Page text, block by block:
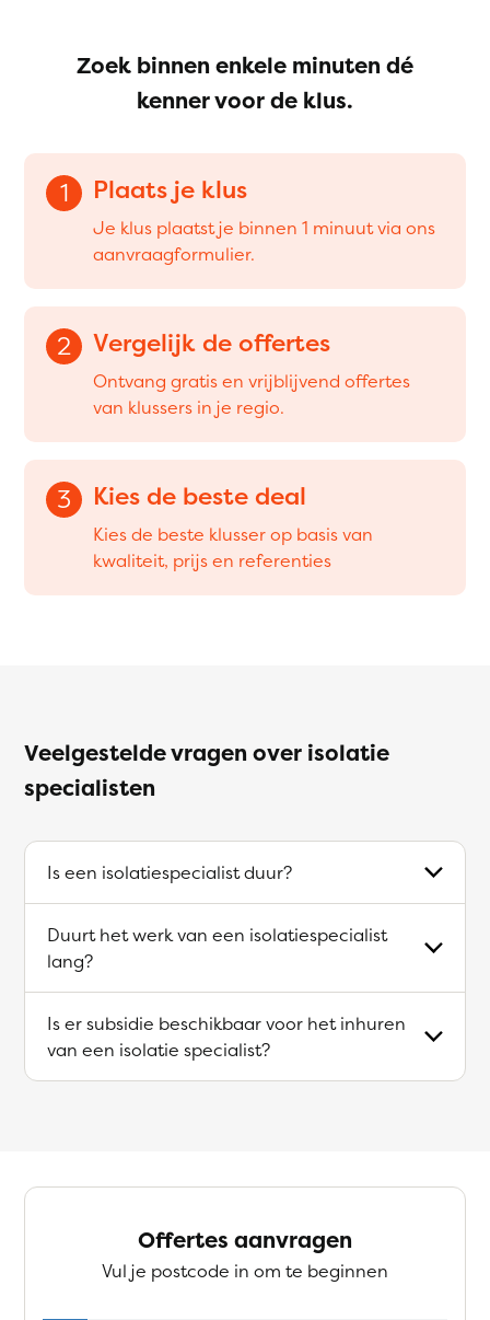
Zoek binnen enkele minuten dé
kenner voor de klus.
1 Plaats je klus
Je klus plaatst je binnen 1 minuut via ons
aanvraagformulier.
2 Vergelijk de offertes
Ontvang gratis en vrijblijvend offertes
van klussers in je regio.
3 Kies de beste deal
Kies de beste klusser op basis van
kwaliteit, prijs en referenties
Veelgestelde vragen over isolatie
specialisten
Is een isolatiespecialist duur?
Duurt het werk van een isolatiespecialist
lang?
Is er subsidie beschikbaar voor het inhuren
van een isolatie specialist?
Offertes aanvragen
Vul je postcode in om te beginnen